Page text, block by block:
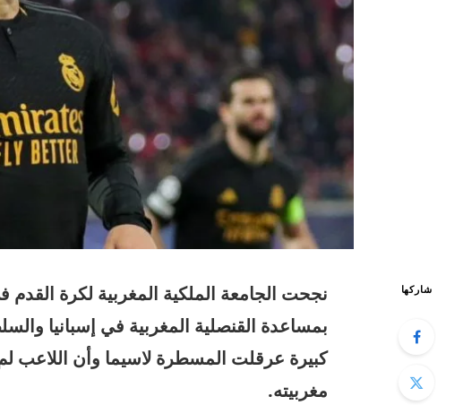
شاركها
نجحت الجامعة الملكية المغربية لكرة
بمساعدة القنصلية المغربية في إسبانيا
كبيرة عرقلت المسطرة لاسيما وأن اللاعب
مغربيته.